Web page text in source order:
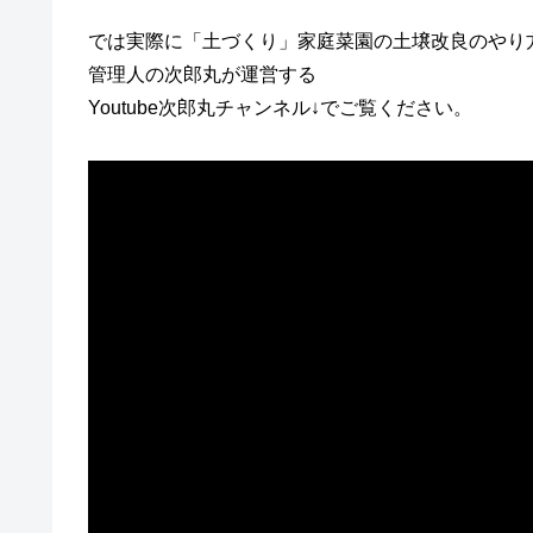
では実際に「土づくり」家庭菜園の土壌改良のやり
管理人の次郎丸が運営する
Youtube次郎丸チャンネル↓でご覧ください。